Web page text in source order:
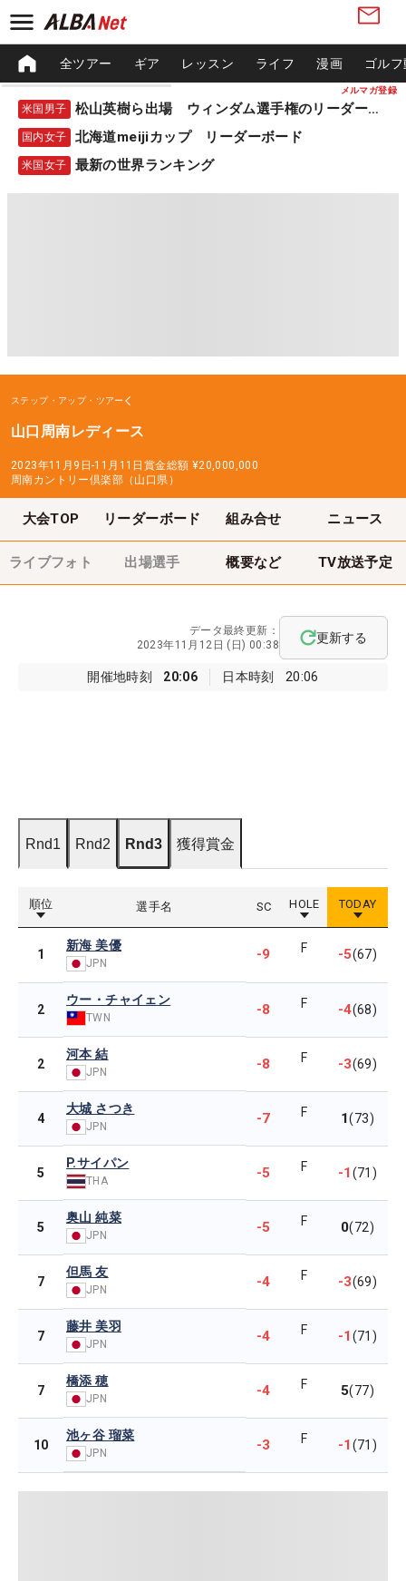
メルマガ登録
全ツアー ギア レッスン ライフ 漫画 ゴル
米国男子 松山英樹ら出場 ウィンダム選手権のリーダーボード
国内女子 北海道meijiカップ リーダーボード
米国女子 最新の世界ランキング
ステップ・アップ・ツアー
山口周南レディース
2023年11月9日-11月11日 賞金総額 ¥20,000,000
周南カントリー倶楽部（山口県）
大会TOP リーダーボード 組み合せ ニュース
ライブフォト 出場選手 概要など TV放送予定
開催地時刻 20:06 日本時刻 20:06
データ最終更新：
2023年11月12日 (日) 00:38
更新する
Rnd1 Rnd2 Rnd3 獲得賞金
順位 選手名 SC HOLE TODAY
1
新海 美優
JPN
-9 F -5(67)
2
ウー・チャイェン
TWN -8 F -4(68)
2
河本 結
JPN -8 F -3(69)
4
大城 さつき
JPN -7 F 1(73)
5
P.サイパン
THA -5 F -1(71)
5
奥山 純菜
JPN -5 F 0(72)
7
但馬 友
JPN -4 F -3(69)
7
藤井 美羽
JPN -4 F -1(71)
7
橋添 穂
JPN -4 F 5(77)
10
池ヶ谷 瑠菜
JPN -3 F -1(71)